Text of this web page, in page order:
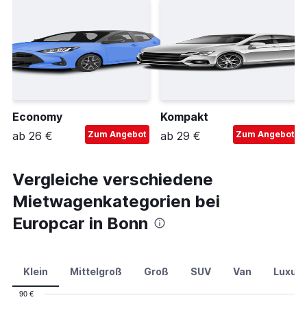
Economy
ab 26 €
Zum Angebot
Kompakt
ab 29 €
Zum Angebot
Vergleiche verschiedene
Mietwagenkategorien bei
Europcar in Bonn
Klein Mittelgroß Groß SUV Van
90 €